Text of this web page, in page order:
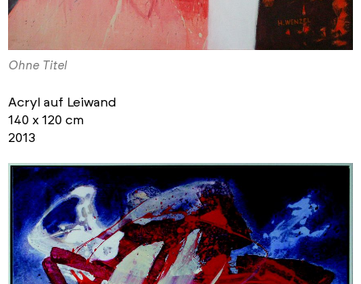
Ohne Titel
Acryl auf Leiwand
140 x 120 cm
2013